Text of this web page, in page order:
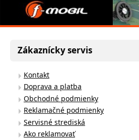
Zákaznícky servis
Kontakt
Doprava a platba
Obchodné podmienky
Reklamačné podmienky
Servisné strediská
Ako reklamovať